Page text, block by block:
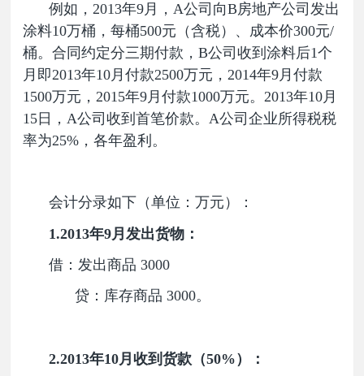
例如，2013年9月，A公司向B房地产公司发出
涂料10万桶，每桶500元（含税）、成本价300元/
桶。合同约定分三期付款，B公司收到涂料后1个
月即2013年10月付款2500万元，2014年9月付款
1500万元，2015年9月付款1000万元。2013年10月
15日，A公司收到首笔价款。A公司企业所得税税
率为25%，各年盈利。
会计分录如下（单位：万元）：
1.2013年9月发出货物：
借：发出商品 3000
贷：库存商品 3000。
2.2013年10月收到货款（50%）：